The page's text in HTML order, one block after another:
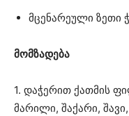
მცენარეული ზეთი
მომზადება
1. დაჭერით ქათმის
მარილი, შაქარი,